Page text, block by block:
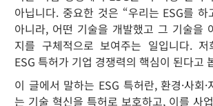
아닙니다. 중요한 것은 “우리는 ESG를 하
아니라, 어떤 기술을 개발했고 그 기술을
지를 구체적으로 보여주는 일입니다.
ESG 특허가 기업 경쟁력의 핵심이 된다고
이 글에서 말하는 ESG 특허란, 환경·사회
는 기술 혁신을 특허로 보호하고, 이를 사업